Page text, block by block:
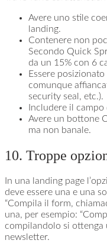
Avere uno stile
landing.
Contenere non
Secondo Quick
da un 15% con 6
Essere
comunque
security seal, etc.).
Includere il
Avere un bottone
ma non banale.
10. Troppe
In una landing page
deve essere una e una
“Compila il form,
una, per esempio:
compilandolo si ottenga
newsletter.